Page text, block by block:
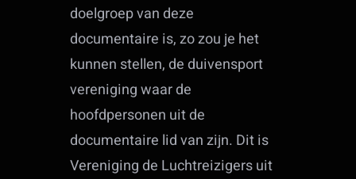
doelgroep van deze
documentaire is, zo zou je het
kunnen stellen, de duivensport
vereniging waar de
hoofdpersonen uit de
documentaire lid van zijn. Dit is
Vereniging de Luchtreizigers uit